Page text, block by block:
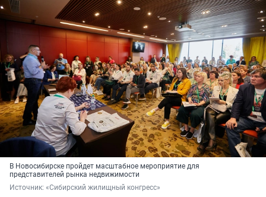
В Новосибирске пройдет масштабное мероприятие для
представителей рынка недвижимости
Источник: «Сибирский жилищный конгресс»